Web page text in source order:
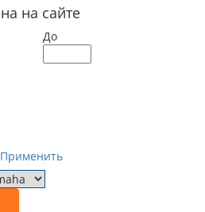
на сайте
До
Применить